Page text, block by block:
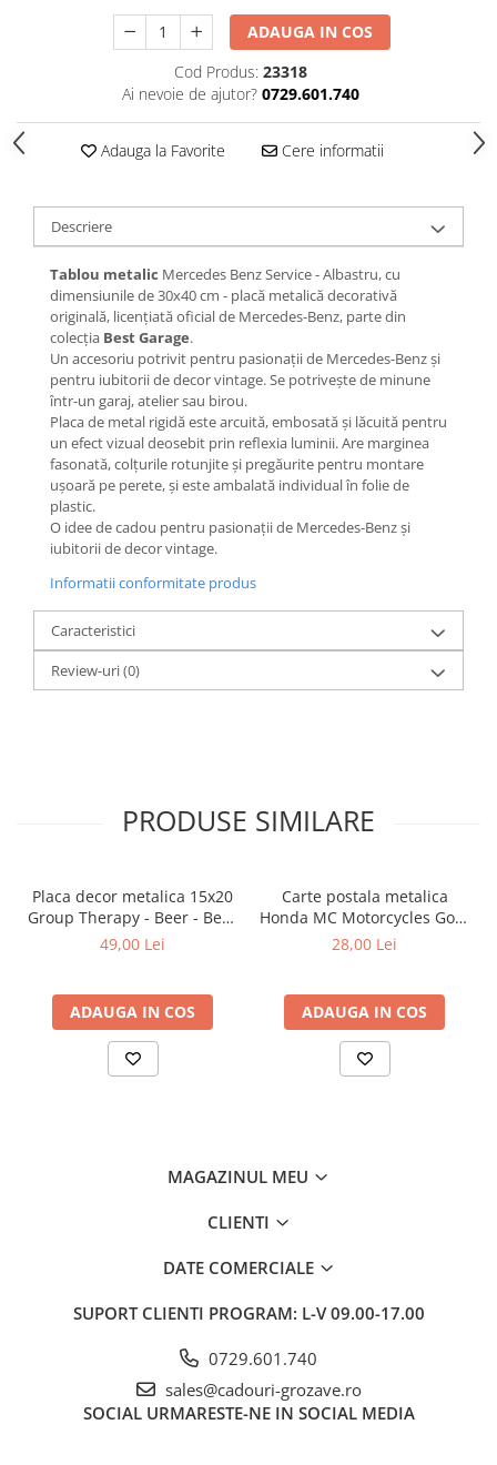
ADAUGA IN COS
Cod Produs: 23318
Ai nevoie de ajutor? 0729.601.740
Adauga la Favorite Cere informatii
Descriere
Tablou metalic Mercedes Benz Service - Albastru, cu
dimensiunile de 30x40 cm - placă metalică decorativă
originală, licențiată oficial de Mercedes-Benz, parte din
colecția Best Garage.
Un accesoriu potrivit pentru pasionații de Mercedes-Benz și
pentru iubitorii de decor vintage. Se potrivește de minune
într-un garaj, atelier sau birou.
Placa de metal rigidă este arcuită, embosată și lăcuită pentru
un efect vizual deosebit prin reflexia luminii. Are marginea
fasonată, colțurile rotunjite și pregăurite pentru montare
ușoară pe perete, și este ambalată individual în folie de
plastic.
O idee de cadou pentru pasionații de Mercedes-Benz și
iubitorii de decor vintage.
Informatii conformitate produs
Caracteristici
Review-uri(0)
PRODUSE SIMILARE
Placa decor metalica 15x20
Group Therapy - Beer - Bere
- Terapie de grup
49,00 Lei
ADAUGA IN COS
Carte postala metalica
Honda MC Motorcycles Gold
- Sigla Honda Moto pe
28,00 Lei
ADAUGA IN COS
MAGAZINUL MEU
CLIENTI
DATE COMERCIALE
SUPORT CLIENTI PROGRAM: L-V 09.00-17.00
0729.601.740
sales@cadouri-grozave.ro
SOCIAL URMARESTE-NE IN SOCIAL MEDIA